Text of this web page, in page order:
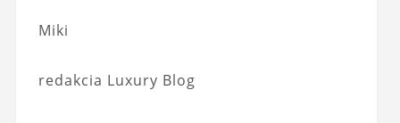
Miki
redakcia Luxury Blog